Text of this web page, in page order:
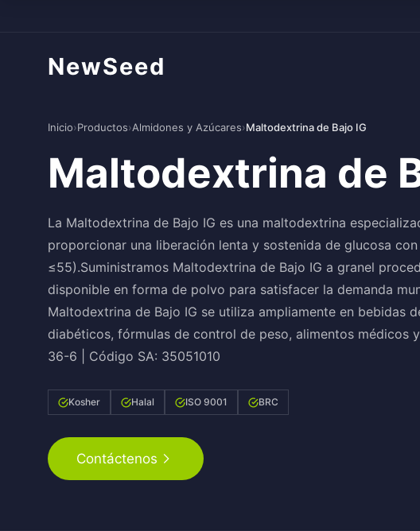
NewSeed
Inicio›Productos›Almidones y Azúcares›Maltodextrina de Bajo IG
Maltodextrina de
La Maltodextrina de Bajo IG es una maltodextrina
proporcionar una liberación lenta y sostenida de glucosa
≤55).Suministramos Maltodextrina de Bajo IG a granel
disponible en forma de polvo para satisfacer la demanda
Maltodextrina de Bajo IG se utiliza ampliamente en bebidas
diabéticos, fórmulas de control de peso, alimentos médicos
36-6 | Código SA: 35051010
Kosher Halal ISO 9001 BRC
Contáctenos